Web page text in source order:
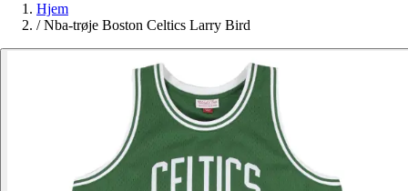
Hjem
/ Nba-trøje Boston Celtics Larry Bird